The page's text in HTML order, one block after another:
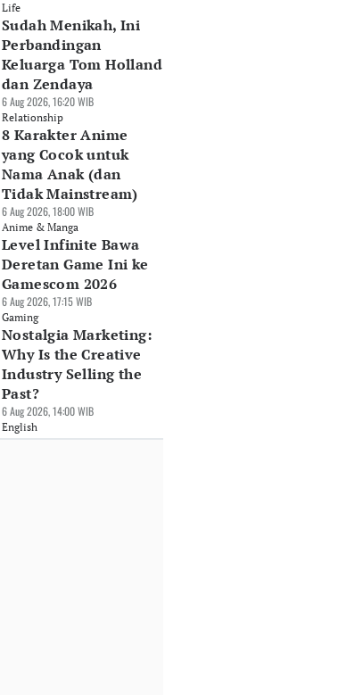
Life
Sudah Menikah, Ini
Perbandingan
Keluarga Tom Holland
dan Zendaya
6 Aug 2026, 16:20 WIB
Relationship
8 Karakter Anime
yang Cocok untuk
Nama Anak (dan
Tidak Mainstream)
6 Aug 2026, 18:00 WIB
Anime & Manga
Level Infinite Bawa
Deretan Game Ini ke
Gamescom 2026
6 Aug 2026, 17:15 WIB
Gaming
Nostalgia Marketing:
Why Is the Creative
Industry Selling the
Past?
6 Aug 2026, 14:00 WIB
English